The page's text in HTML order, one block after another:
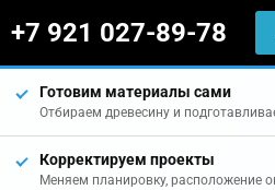
+7 921 027-89-78
Готовим материалы сами
Отбираем древесину и
Корректируем проекты
Меняем планировку, расположение